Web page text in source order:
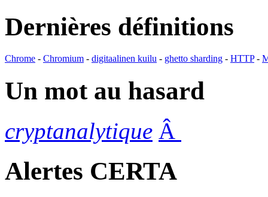
Dernières définitions
Chrome - Chromium - digitaalinen kuilu - ghetto sharding - HTTP-
Un mot au hasard
cryptanalytique Â
Alertes CERTA